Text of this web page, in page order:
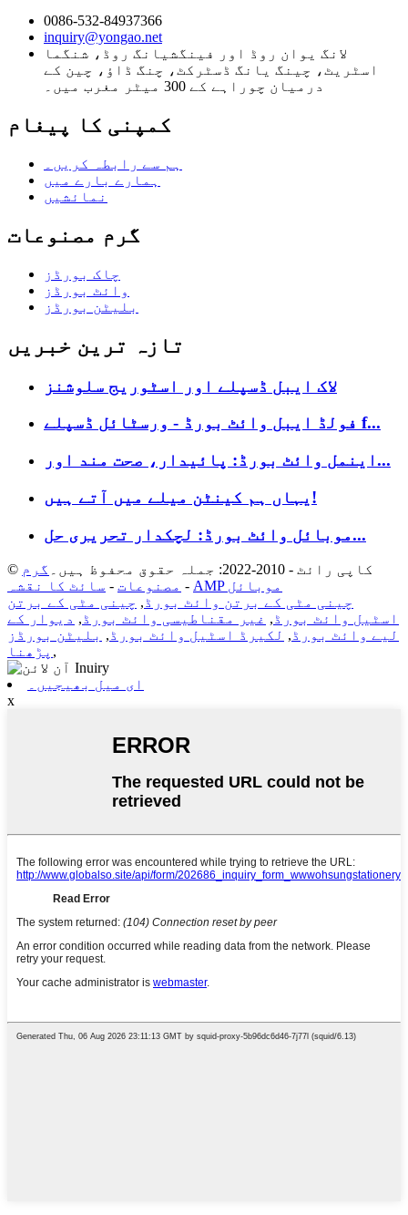
0086-532-84937366
inquiry@yongao.net
لانگ یوان روڈ اور فینگشیانگ روڈ، شنگما
اسٹریٹ، چینگ یانگ ڈسٹرکٹ، چنگ ڈاؤ، چین کے
درمیان چوراہے کے 300 میٹر مغرب میں۔
کمپنی کا پیغام
ہم سے رابطہ کریں۔
ہمارے بارے میں
نمائشیں
گرم مصنوعات
چاک بورڈز
وائٹ بورڈز
بلیٹن بورڈز
تازہ ترین خبریں
لاک ایبل ڈسپلے اور اسٹوریج سلوشنز
فولڈ ایبل وائٹ بورڈ - ورسٹائل ڈسپلے f...
اینمل وائٹ بورڈ: پائیدار، صحت مند اور...
یہاں ہم کینٹن میلے میں آتے ہیں!
موبائل وائٹ بورڈ: لچکدار تحریری حل...
© کاپی رائٹ - 2010-2022: جملہ حقوق محفوظ ہیں۔
گرم
مصنوعات - سائٹ کا نقشہ -
AMP موبائل
چینی مٹی کے برتن وائٹ بورڈ , چینی مٹی کے برتن
اسٹیل وائٹ بورڈ , غیر مقناطیسی وائٹ بورڈ , دیوار کے
لیے وائٹ بورڈ , لکیرڈ اسٹیل وائٹ بورڈ , بلیٹن بورڈز
پڑھنا ,
ای میل بھیجیں۔
x